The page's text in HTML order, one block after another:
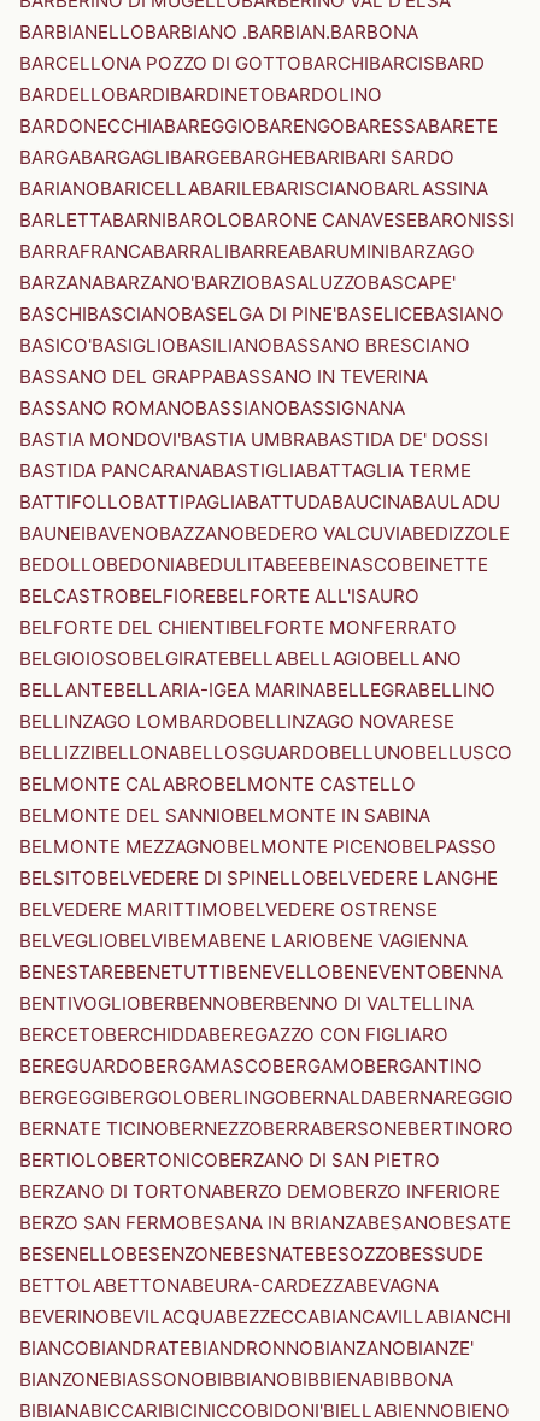
BARBIANELLOBARBIANO .BARBIAN.BARBONA
BARCELLONA POZZO DI GOTTOBARCHIBARCISBARD
BARDELLOBARDIBARDINETOBARDOLINO
BARDONECCHIABAREGGIOBARENGOBARESSABARETE
BARGABARGAGLIBARGEBARGHEBARIBARI SARDO
BARIANOBARICELLABARILEBARISCIANOBARLASSINA
BARLETTABARNIBAROLOBARONE CANAVESEBARONISSI
BARRAFRANCABARRALIBARREABARUMINIBARZAGO
BARZANABARZANO'BARZIOBASALUZZOBASCAPE'
BASCHIBASCIANOBASELGA DI PINE'BASELICEBASIANO
BASICO'BASIGLIOBASILIANOBASSANO BRESCIANO
BASSANO DEL GRAPPABASSANO IN TEVERINA
BASSANO ROMANOBASSIANOBASSIGNANA
BASTIA MONDOVI'BASTIA UMBRABASTIDA DE' DOSSI
BASTIDA PANCARANABASTIGLIABATTAGLIA TERME
BATTIFOLLOBATTIPAGLIABATTUDABAUCINABAULADU
BAUNEIBAVENOBAZZANOBEDERO VALCUVIABEDIZZOLE
BEDOLLOBEDONIABEDULITABEEBEINASCOBEINETTE
BELCASTROBELFIOREBELFORTE ALL'ISAURO
BELFORTE DEL CHIENTIBELFORTE MONFERRATO
BELGIOIOSOBELGIRATEBELLABELLAGIOBELLANO
BELLANTEBELLARIA-IGEA MARINABELLEGRABELLINO
BELLINZAGO LOMBARDOBELLINZAGO NOVARESE
BELLIZZIBELLONABELLOSGUARDOBELLUNOBELLUSCO
BELMONTE CALABROBELMONTE CASTELLO
BELMONTE DEL SANNIOBELMONTE IN SABINA
BELMONTE MEZZAGNOBELMONTE PICENOBELPASSO
BELSITOBELVEDERE DI SPINELLOBELVEDERE LANGHE
BELVEDERE MARITTIMOBELVEDERE OSTRENSE
BELVEGLIOBELVIBEMABENE LARIOBENE VAGIENNA
BENESTAREBENETUTTIBENEVELLOBENEVENTOBENNA
BENTIVOGLIOBERBENNOBERBENNO DI VALTELLINA
BERCETOBERCHIDDABEREGAZZO CON FIGLIARO
BEREGUARDOBERGAMASCOBERGAMOBERGANTINO
BERGEGGIBERGOLOBERLINGOBERNALDABERNAREGGIO
BERNATE TICINOBERNEZZOBERRABERSONEBERTINORO
BERTIOLOBERTONICOBERZANO DI SAN PIETRO
BERZANO DI TORTONABERZO DEMOBERZO INFERIORE
BERZO SAN FERMOBESANA IN BRIANZABESANOBESATE
BESENELLOBESENZONEBESNATEBESOZZOBESSUDE
BETTOLABETTONABEURA-CARDEZZABEVAGNA
BEVERINOBEVILACQUABEZZECCABIANCAVILLABIANCHI
BIANCOBIANDRATEBIANDRONNOBIANZANOBIANZE'
BIANZONEBIASSONOBIBBIANOBIBBIENABIBBONA
BIBIANABICCARIBICINICCOBIDONI'BIELLABIENNOBIENO